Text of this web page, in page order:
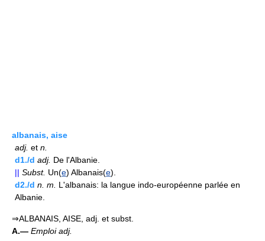
albanais, aise
adj. et n.
d1./d adj. De l'Albanie.
|| Subst. Un(e) Albanais(e).
d2./d n. m.
L'albanais: la langue indo-européenne parlée en
Albanie.
⇒ALBANAIS, AISE, adj. et subst.
A.— Emploi adj.